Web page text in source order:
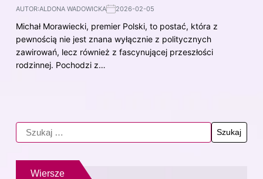
AUTOR:ALDONA WADOWICKA 2026-02-05
Michał Morawiecki, premier Polski, to postać, która z
pewnością nie jest znana wyłącznie z politycznych
zawirowań, lecz również z fascynującej przeszłości
rodzinnej. Pochodzi z…
Wiersze